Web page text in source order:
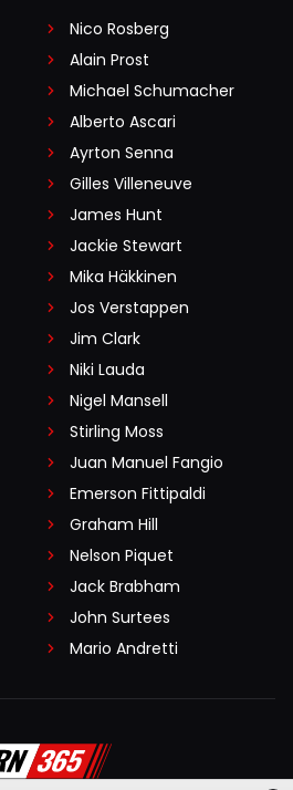
Nico Rosberg
Alain Prost
Michael Schumacher
Alberto Ascari
Ayrton Senna
Gilles Villeneuve
James Hunt
Jackie Stewart
Mika Häkkinen
Jos Verstappen
Jim Clark
Niki Lauda
Nigel Mansell
Stirling Moss
Juan Manuel Fangio
Emerson Fittipaldi
Graham Hill
Nelson Piquet
Jack Brabham
John Surtees
Mario Andretti